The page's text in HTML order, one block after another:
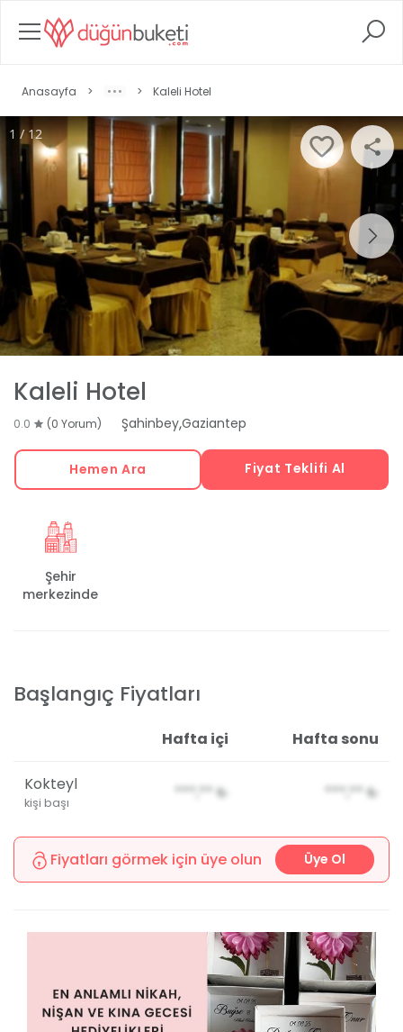
Anasayfa > > Kaleli Hotel
1 / 12
Kaleli Hotel
0.0 (0 Yorum) Şahinbey,Gaziantep
Hemen Ara Fiyat Teklifi Al
Şehir
merkezinde
Başlangıç Fiyatları
Hafta içi Hafta sonu
Kokteyl
kişi başı
***,** ₺ ***,** ₺
Fiyatları görmek için üye olun Üye Ol